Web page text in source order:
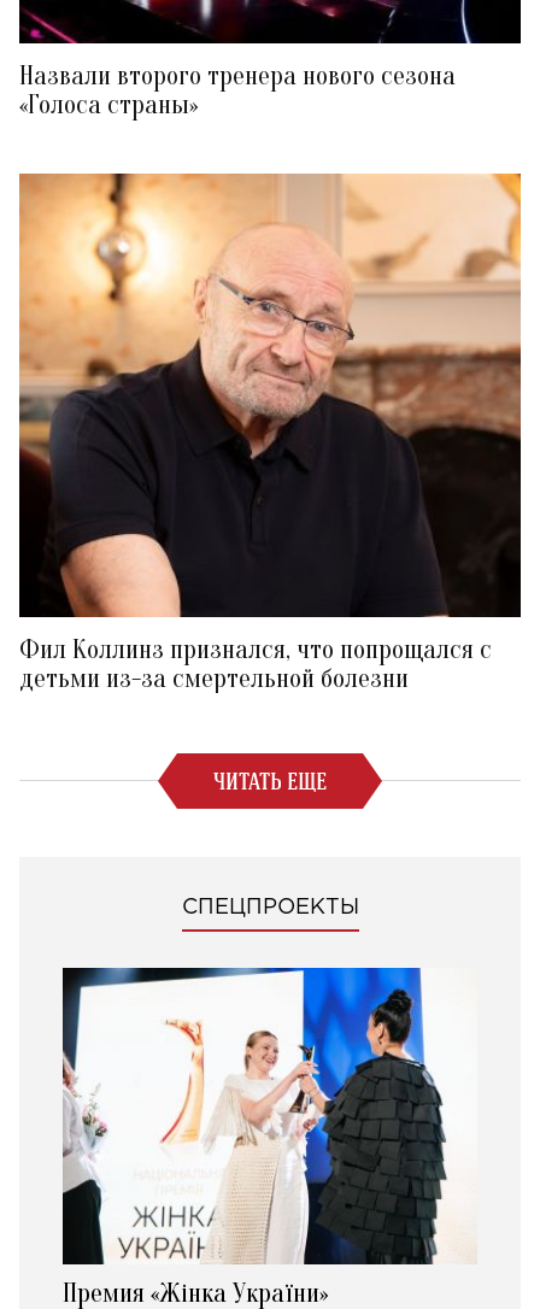
Назвали второго тренера нового сезона
«Голоса страны»
Фил Коллинз признался, что попрощался с
детьми из-за смертельной болезни
ЧИТАТЬ ЕЩЕ
СПЕЦПРОЕКТЫ
Премия «Жінка України»